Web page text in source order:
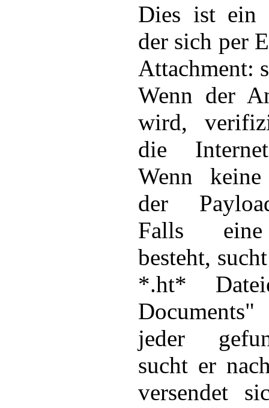
Dies ist ein
der sich per
Attachment:
Wenn der
wird,
die
Wenn
der
Falls eine
besteht,
*.ht*
jeder
sucht er
versendet